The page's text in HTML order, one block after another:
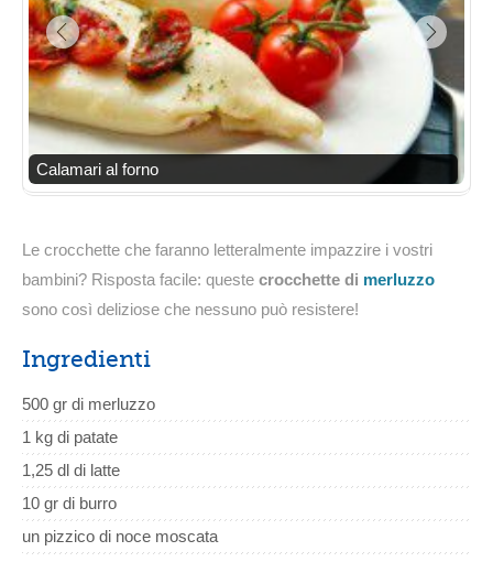
Calamari al forno
Le crocchette che faranno letteralmente impazzire i vostri
bambini? Risposta facile: queste crocchette di merluzzo
sono così deliziose che nessuno può resistere!
Ingredienti
500 gr di merluzzo
1 kg di patate
1,25 dl di latte
10 gr di burro
un pizzico di noce moscata